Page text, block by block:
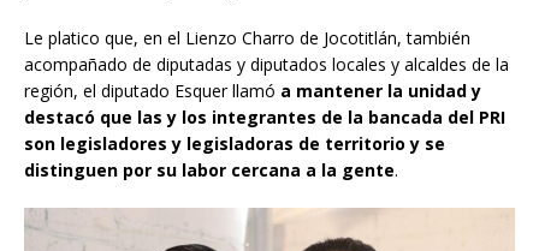
Le platico que, en el Lienzo Charro de Jocotitlán, también
acompañado de diputadas y diputados locales y alcaldes de la
región, el diputado Esquer llamó a mantener la unidad y
destacó que las y los integrantes de la bancada del PRI
son legisladores y legisladoras de territorio y se
distinguen por su labor cercana a la gente.